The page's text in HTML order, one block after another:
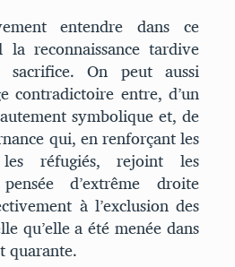
entendre dans ce
la reconnaissance tardive
On peut aussi
contradictoire entre, d’un
symbolique et, de
qui, en renforçant les
réfugiés, rejoint les
d’extrême droite
à l’exclusion des
qu’elle a été menée dans
quarante.